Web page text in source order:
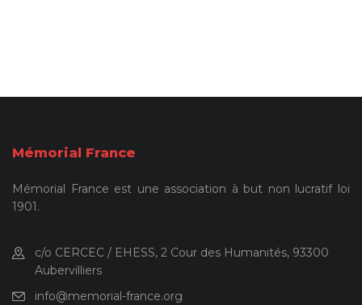
Mémorial France
Mémorial France est une association à but non lucratif loi
1901.
c/o CERCEC / EHESS, 2 Cour des Humanités, 93300
Aubervilliers
info@memorial-france.org